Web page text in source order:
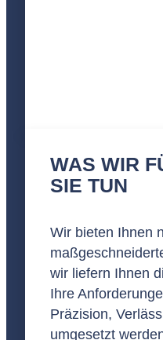
WAS WIR­
SIE TUN
Wir bieten Ihnen
wir liefern Ihnen
Ihre
Präzision,
umgesetzt